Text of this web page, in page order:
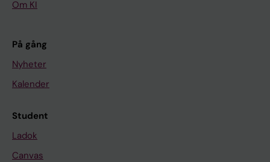
Om KI
På gång
Nyheter
Kalender
Student
Ladok
Canvas